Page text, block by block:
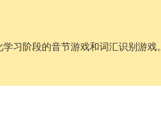
习阶段的音节游戏和词汇识别游戏。